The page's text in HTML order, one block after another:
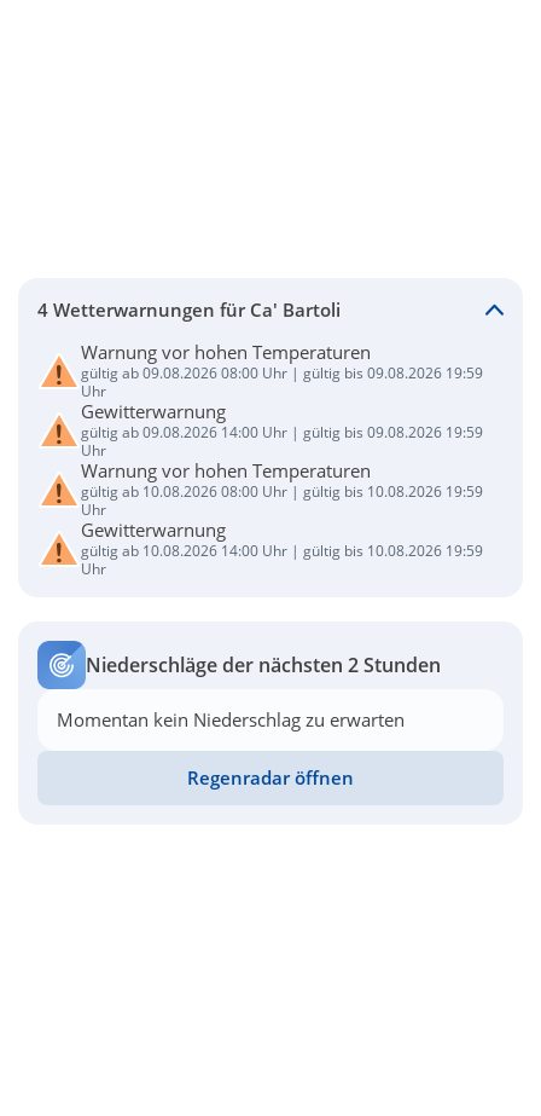
4 Wetterwarnungen für Ca' Bartoli
Warnung vor hohen Temperaturen
gültig ab 09.08.2026 08:00 Uhr | gültig bis 09.08.2026 19:59
Uhr
Gewitterwarnung
gültig ab 09.08.2026 14:00 Uhr | gültig bis 09.08.2026 19:59
Uhr
Warnung vor hohen Temperaturen
gültig ab 10.08.2026 08:00 Uhr | gültig bis 10.08.2026 19:59
Uhr
Gewitterwarnung
gültig ab 10.08.2026 14:00 Uhr | gültig bis 10.08.2026 19:59
Uhr
Niederschläge der nächsten 2 Stunden
Momentan kein Niederschlag zu erwarten
Regenradar öffnen